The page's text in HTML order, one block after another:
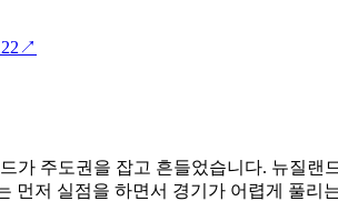
↗
주도권을 잡고 흔들었습니다. 뉴질랜
먼저 실점을 하면서 경기가 어렵게 풀리